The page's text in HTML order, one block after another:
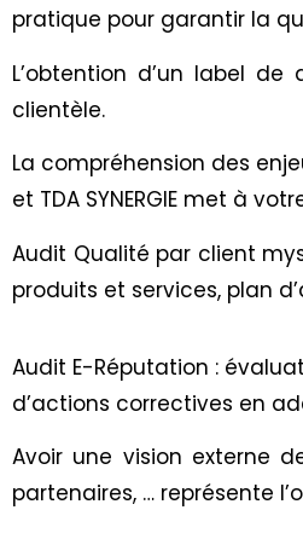
pratique pour garantir la
L’obtention d’un label
clientèle.
La compréhension des
et TDA SYNERGIE met à
Audit Qualité par client
produits et services, plan
Audit E-Réputation :
d’actions correctives en
Avoir une vision externe
partenaires, … représente